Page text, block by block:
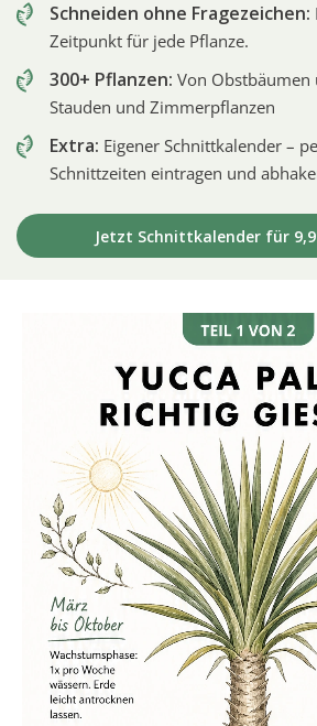
Schneiden ohne Fragezeichen:
Zeitpunkt für jede Pflanze.
300+ Pflanzen: Von Obstbäumen
Stauden und Zimmerpflanzen
Extra: Eigener Schnittkalender –
Schnittzeiten eintragen und
Jetzt Schnittkalender für